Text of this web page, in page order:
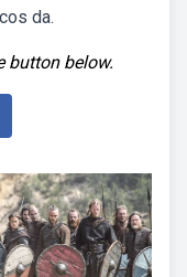
da.
button below.